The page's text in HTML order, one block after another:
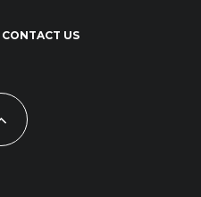
CONTACT US